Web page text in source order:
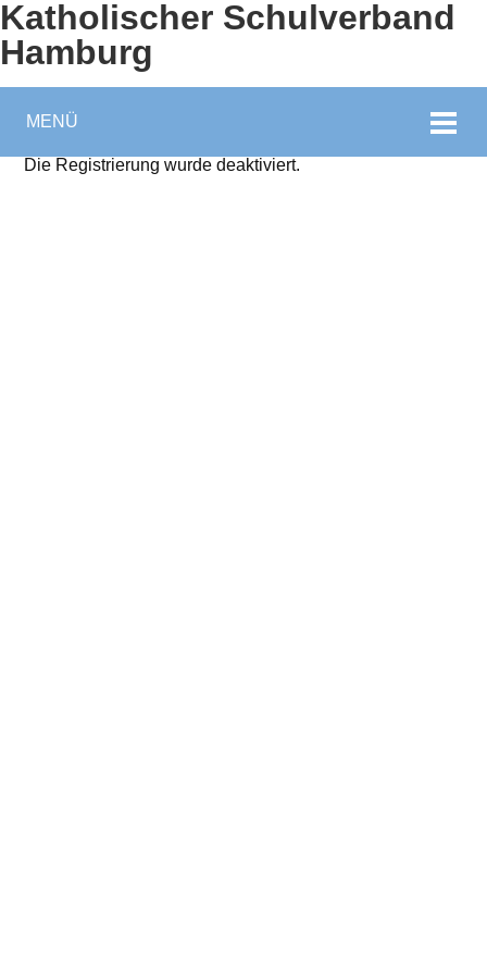
Katholischer Schulverband
Hamburg
MENÜ
Die Registrierung wurde deaktiviert.